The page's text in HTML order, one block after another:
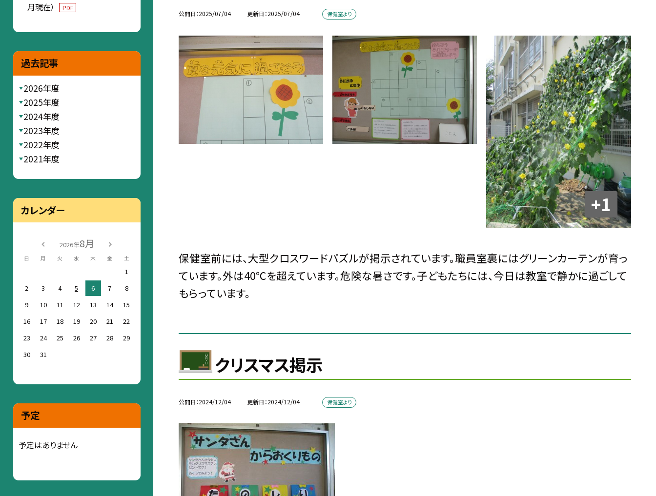
公開日 2025/07/04 更新日 2025/07/04 保健室より
+1
保健室前には、大型クロスワードパズルが掲示されています。職員室裏にはグリーンカーテンが育っ
ています。外は40℃を超えています。危険な暑さです。子どもたちには、今日は教室で静かに過ごして
もらっています。
クリスマス掲示
公開日 2024/12/04 更新日 2024/12/04 保健室より
月現在）
PDF
過去記事
2026年度
2025年度
2024年度
2023年度
2022年度
2021年度
カレンダー
2026年8月
日 月 火 水 木 金 土
1
2
3 4 5 6 7
8
9
10 11 12 13 14
15
16
17 18 19 20 21
22
23
24 25 26 27 28
29
30
31
予定
予定はありません